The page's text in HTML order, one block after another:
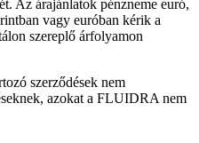
Az árajánlatok pénzneme euró,
vagy euróban kérik a
szereplő árfolyamon
szerződések nem
azokat a FLUIDRA nem